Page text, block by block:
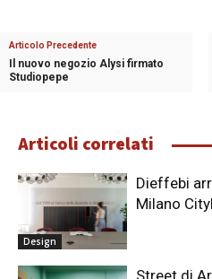
Articolo Precedente
Il nuovo negozio Alysi firmato
Studiopepe
Articoli correlati
Design
Dieffebi
Milano